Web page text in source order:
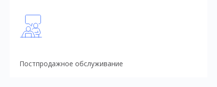
Постпродажное обслуживание